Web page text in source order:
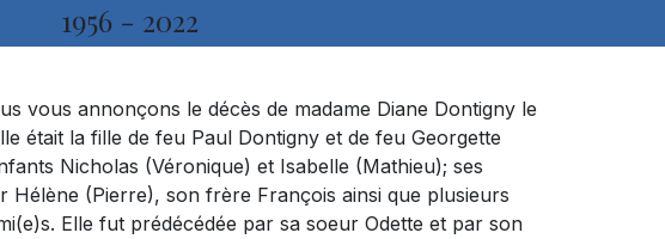
1956 - 2022
vous annonçons le décès de madame Diane Dontigny le
était la fille de feu Paul Dontigny et de feu Georgette
Nicholas (Véronique) et Isabelle (Mathieu); ses
Hélène (Pierre), son frère François ainsi que plusieurs
Elle fut prédécédée par sa soeur Odette et par son